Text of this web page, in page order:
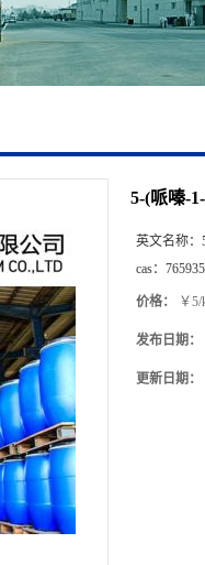
5-(哌嗪-
英文名称：
cas：
价格： ￥5/
发布日期：
更新日期：